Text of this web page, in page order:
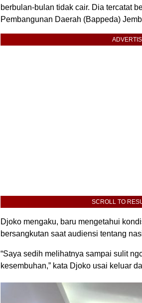
berbulan-bulan tidak cair. Dia tercatat
Pembangunan Daerah (Bappeda)
SCROLL TO
Djoko mengaku, baru mengetahui
bersangkutan saat audiensi tentang
“Saya sedih melihatnya sampai sulit
kesembuhan,” kata Djoko usai keluar